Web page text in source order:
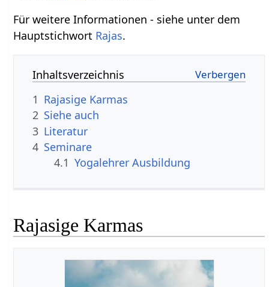
Für weitere Informationen - siehe unter dem
Hauptstichwort Rajas.
Inhaltsverzeichnis
1 Rajasige Karmas
2 Siehe auch
3 Literatur
4 Seminare
4.1 Yogalehrer Ausbildung
Rajasige Karmas